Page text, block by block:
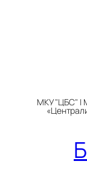
МКУ "ЦБС" |